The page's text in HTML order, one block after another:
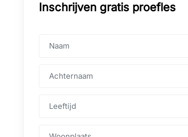
Inschrijven gratis proefles